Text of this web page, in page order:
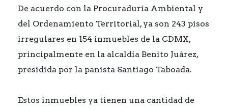
De acuerdo con la Procuraduría Ambiental y
del Ordenamiento Territorial, ya son 243 pisos
irregulares en 154 inmuebles de la CDMX,
principalmente en la alcaldía Benito Juárez,
presidida por la panista Santiago Taboada.
Estos inmuebles ya tienen una cantidad de